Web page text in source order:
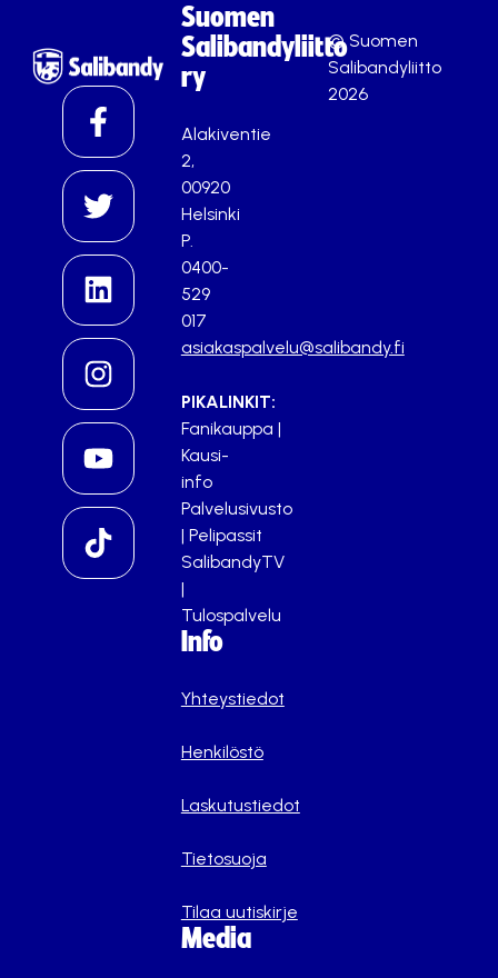
Suomen
Salibandyliitto
ry
Alakiventie
2,
00920
Helsinki
P.
0400-
529
017
asiakaspalvelu@salibandy.fi
PIKALINKIT:
Fanikauppa |
Kausi-
info
Palvelusivusto
| Pelipassit
SalibandyTV
|
Tulospalvelu
Info
Yhteystiedot
Henkilöstö
Laskutustiedot
Tietosuoja
Tilaa uutiskirje
Media
© Suomen
Salibandyliitto
2026